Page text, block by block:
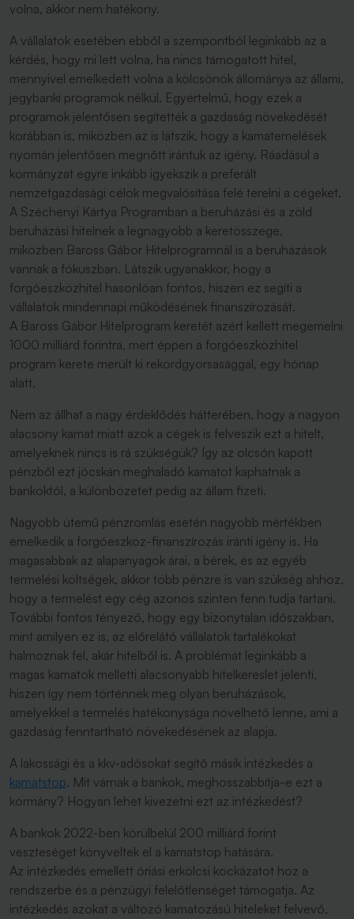
volna, akkor nem hatékony.
A vállalatok esetében ebből a szempontból leginkább az a
kérdés, hogy mi lett volna, ha nincs támogatott hitel,
mennyivel emelkedett volna a kölcsönök állománya az állami,
jegybanki programok nélkül. Egyértelmű, hogy ezek a
programok jelentősen segítették a gazdaság növekedését
korábban is, miközben az is látszik, hogy a kamatemelések
nyomán jelentősen megnőtt irántuk az igény. Ráadásul a
kormányzat egyre inkább igyekszik a preferált
nemzetgazdasági célok megvalósítása felé terelni a cégeket.
A Széchenyi Kártya Programban a beruházási és a zöld
beruházási hitelnek a legnagyobb a keretösszege,
miközben Baross Gábor Hitelprogramnál is a beruházások
vannak a fókuszban. Látszik ugyanakkor, hogy a
forgóeszközhitel hasonlóan fontos, hiszen ez segíti a
vállalatok mindennapi működésének finanszírozását.
A Baross Gábor Hitelprogram keretét azért kellett megemelni
1000 milliárd forintra, mert éppen a forgóeszközhitel
program kerete merült ki rekordgyorsasággal, egy hónap
alatt.
Nem az állhat a nagy érdeklődés hátterében, hogy a nagyon
alacsony kamat miatt azok a cégek is felveszik ezt a hitelt,
amelyeknek nincs is rá szükségük? Így az olcsón kapott
pénzből ezt jócskán meghaladó kamatot kaphatnak a
bankoktól, a különbözetet pedig az állam fizeti.
Nagyobb ütemű pénzromlás esetén nagyobb mértékben
emelkedik a forgóeszköz-finanszírozás iránti igény is. Ha
magasabbak az alapanyagok árai, a bérek, és az egyéb
termelési költségek, akkor több pénzre is van szükség ahhoz,
hogy a termelést egy cég azonos szinten fenn tudja tartani.
További fontos tényező, hogy egy bizonytalan időszakban,
mint amilyen ez is, az előrelátó vállalatok tartalékokat
halmoznak fel, akár hitelből is. A problémát leginkább a
magas kamatok melletti alacsonyabb hitelkereslet jelenti,
hiszen így nem történnek meg olyan beruházások,
amelyekkel a termelés hatékonysága növelhető lenne, ami a
gazdaság fenntartható növekedésének az alapja.
A lakossági és a kkv-adósokat segítő másik intézkedés a
kamatstop. Mit várnak a bankok, meghosszabbítja-e ezt a
kormány? Hogyan lehet kivezetni ezt az intézkedést?
A bankok 2022-ben körülbelül 200 milliárd forint
veszteséget könyveltek el a kamatstop hatására.
Az intézkedés emellett óriási erkölcsi kockázatot hoz a
rendszerbe és a pénzügyi felelőtlenséget támogatja. Az
intézkedés azokat a változó kamatozású hiteleket felvevő,